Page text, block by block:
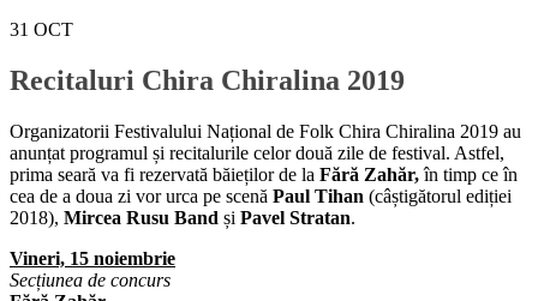
31 OCT
Recitaluri Chira Chiralina 2019
Organizatorii Festivalului Național de Folk Chira Chiralina 2019 au
anunțat programul și recitalurile celor două zile de festival. Astfel,
prima seară va fi rezervată băieților de la Fără Zahăr,în timp ce în
cea de a doua zi vor urca pe scenă Paul Tihan (câștigătorul ediției
2018), Mircea Rusu Band și Pavel Stratan.
Vineri, 15 noiembrie
Secțiunea de concurs